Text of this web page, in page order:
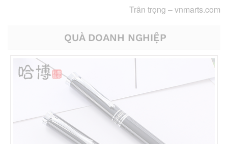
Trân trọng –vnmarts.com
QUÀ DOANH NGHIỆP